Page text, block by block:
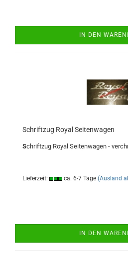
IN DEN
Schriftzug Royal Seitenwagen
Schriftzug Royal Seitenwagen -
Lieferzeit: ca. 6-7 Tage (Ausland
IN DEN